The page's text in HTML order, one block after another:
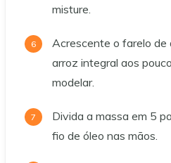
misture.
Acrescente o farelo de
arroz integral aos
modelar.
Divida a massa em 5
fio de óleo nas mãos.